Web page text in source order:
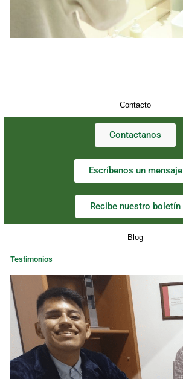
Contacto
Contactanos
Escríbenos un mensaje
Recibe nuestro boletín
Blog
Testimonios